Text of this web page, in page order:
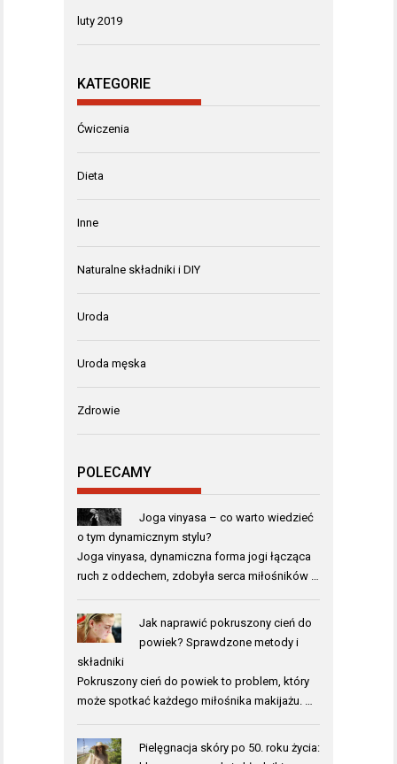
luty 2019
KATEGORIE
Ćwiczenia
Dieta
Inne
Naturalne składniki i DIY
Uroda
Uroda męska
Zdrowie
POLECAMY
Joga vinyasa – co warto wiedzieć
o tym dynamicznym stylu?
Joga vinyasa, dynamiczna forma jogi łącząca
ruch z oddechem, zdobyła serca miłośników …
Jak naprawić pokruszony cień do
powiek? Sprawdzone metody i
składniki
Pokruszony cień do powiek to problem, który
może spotkać każdego miłośnika makijażu. …
Pielęgnacja skóry po 50. roku życia: